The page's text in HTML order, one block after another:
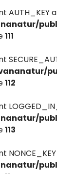
AUTH_KEY
111
112
113